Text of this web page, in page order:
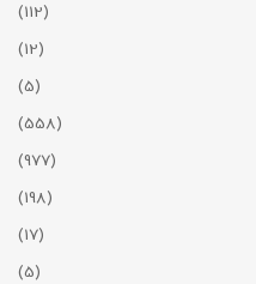
(112)
(12)
(5)
(558)
(977)
(198)
(17)
(5)